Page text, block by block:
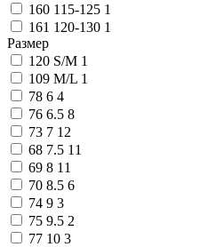
160 115-125 1
161 120-130 1
Размер
120 S/M 1
109 M/L 1
78 6 4
76 6.5 8
73 7 12
68 7.5 11
69 8 11
70 8.5 6
74 9 3
75 9.5 2
77 10 3